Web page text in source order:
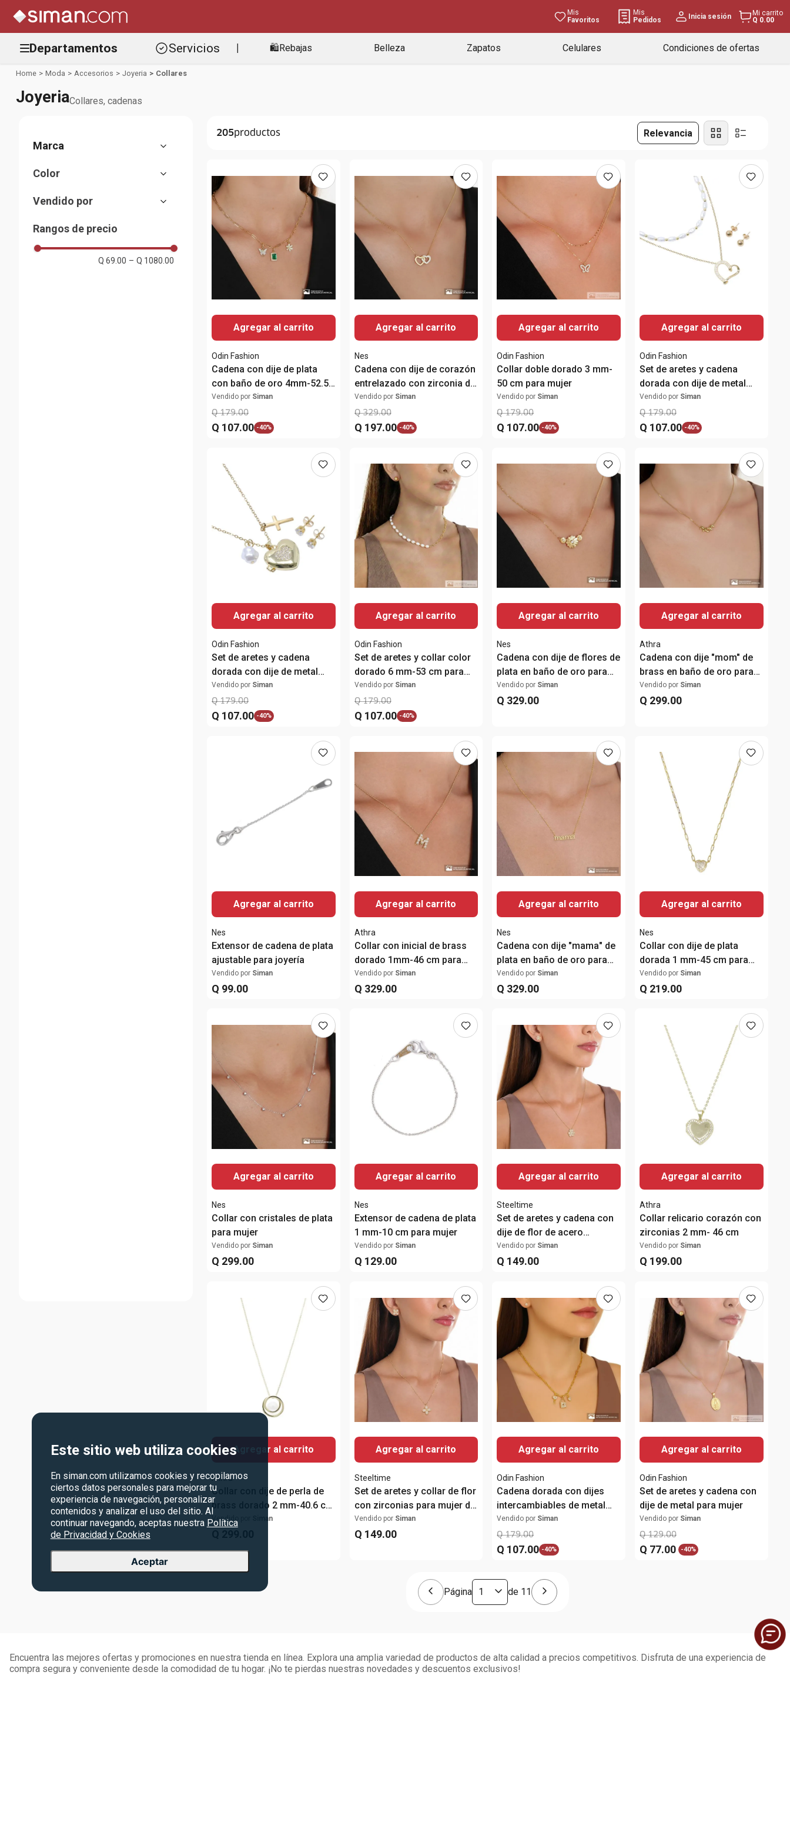
Mis
Favoritos
Mis
Pedidos
Inicia sesión
Mi carrito
Q 0.00
Departamentos Servicios 🛍️Rebajas Belleza Zapatos Celulares Condiciones de ofertas
Este sitio web utiliza cookies
En siman.com utilizamos cookies y recopilamos
ciertos datos personales para mejorar tu
experiencia de navegación, personalizar
contenidos y analizar el uso del sitio. Al
continuar navegando, aceptas nuestra Política
de Privacidad y Cookies
Aceptar
Moda Accesorios Joyeria Collares
JoyeriaCollares, cadenas
Nes
Odin Fashion
Anne Klein
Oliver Weber
Color
Vendido por
Rangos de precio
Q 69.00 – Q 1080.00
205 Relevancia
Agregar al carrito
Odin Fashion
Cadena con dije de plata
con baño de oro 4mm-52.5
para mujer
Vendido por Siman
Q 179.00
Q 107.00 -40%
Agregar al carrito
Nes
Cadena con dije de corazón
entrelazado con zirconia de
plata en baño de oro para
mujer
Vendido por Siman
Q 329.00
Q 197.00 -40%
Agregar al carrito
Odin Fashion
Collar doble dorado 3 mm-
50 cm para mujer
Vendido por Siman
Q 179.00
Q 107.00 -40%
Agregar al carrito
Odin Fashion
Set de aretes y cadena
dorada con dije de metal
para mujer
Vendido por Siman
Q 179.00
Q 107.00 -40%
Agregar al carrito
Odin Fashion
Set de aretes y cadena
dorada con dije de metal
para mujer
Vendido por Siman
Q 179.00
Q 107.00 -40%
Agregar al carrito
Odin Fashion
Set de aretes y collar color
dorado 6 mm-53 cm para
mujer
Vendido por Siman
Q 179.00
Q 107.00 -40%
Agregar al carrito
Nes
Cadena con dije de flores de
plata en baño de oro para
mujer
Vendido por Siman
Q 329.00
Agregar al carrito
Athra
Cadena con dije "mom" de
brass en baño de oro para
mujer
Vendido por Siman
Q 299.00
Agregar al carrito
Nes
Extensor de cadena de plata
ajustable para joyería
Vendido por Siman
Q 99.00
Agregar al carrito
Athra
Collar con inicial de brass
dorado 1mm-46 cm para
mujer
Vendido por Siman
Q 329.00
Agregar al carrito
Nes
Cadena con dije "mama" de
plata en baño de oro para
mujer
Vendido por Siman
Q 329.00
Agregar al carrito
Nes
Collar con dije de plata
dorada 1 mm-45 cm para
mujer
Vendido por Siman
Q 219.00
Agregar al carrito
Nes
Collar con cristales de plata
para mujer
Vendido por Siman
Q 299.00
Agregar al carrito
Nes
Extensor de cadena de plata
1 mm-10 cm para mujer
Vendido por Siman
Q 129.00
Agregar al carrito
Steeltime
Set de aretes y cadena con
dije de flor de acero
inoxidable chapado en oro
de 18K
Vendido por Siman
Q 149.00
Agregar al carrito
Athra
Collar relicario corazón con
zirconias 2 mm- 46 cm
Vendido por Siman
Q 199.00
Agregar al carrito
Athra
Collar con dije de perla de
brass dorado 2 mm-40.6 cm
para mujer
Vendido por Siman
Agregar al carrito
Steeltime
Set de aretes y collar de flor
con zirconias para mujer de
acero inoxidable chapado
en oro de 18K
Vendido por Siman
Q 149.00
Agregar al carrito
Odin Fashion
Cadena dorada con dijes
intercambiables de metal
para mujer
Vendido por Siman
Q 179.00
Q 107.00 -40%
Agregar al carrito
Odin Fashion
Set de aretes y cadena con
dije de metal para mujer
Vendido por Siman
Q 129.00
Q 77.00 -40%
Página de 11
Encuentra las mejores ofertas y promociones en nuestra tienda en línea. Explora una amplia variedad de productos de alta calidad a precios competitivos. Disfruta de una experiencia de
compra segura y conveniente desde la comodidad de tu hogar. ¡No te pierdas nuestras novedades y descuentos exclusivos!